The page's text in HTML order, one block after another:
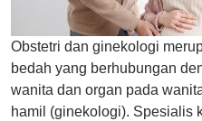
Obstetri dan ginekologi
bedah yang berhubungan
wanita dan organ pada
hamil (ginekologi). Spesialis